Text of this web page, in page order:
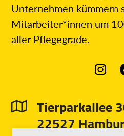
Unternehmen kümmern
Mitarbeiter*innen um
aller Pflegegrade.
Tierparkallee
22527